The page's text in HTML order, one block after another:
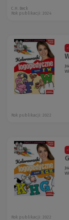
C.H. Beck
Rok publikacji: 2024
Rok publikacji: 2022
Rok publikacji: 2022